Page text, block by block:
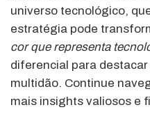
universo tecnológico,
estratégia pode
cor que representa
diferencial para
multidão. Continue
mais insights valiosos e